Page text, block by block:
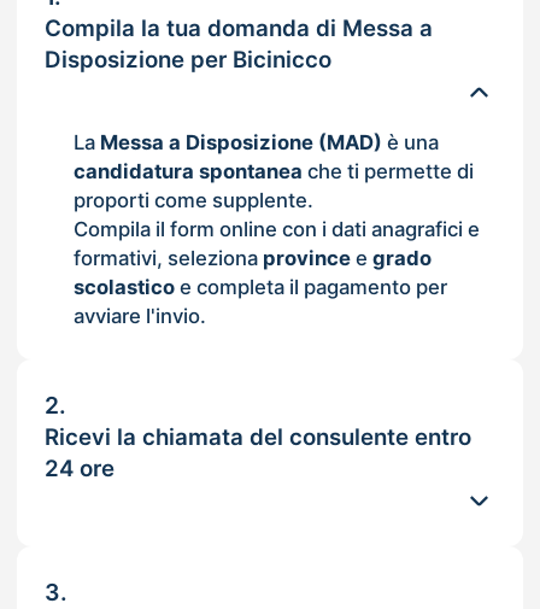
Compila la tua domanda di Messa a
Disposizione per Bicinicco
La Messa a Disposizione (MAD) è una
candidatura spontanea che ti permette di
proporti come supplente.
Compila il form online con i dati anagrafici e
formativi, seleziona provincee grado
scolasticoe completa il pagamento per
avviare l'invio.
2.
Ricevi la chiamata del consulente entro
24 ore
3.